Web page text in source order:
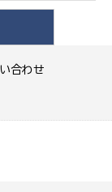
合わせ